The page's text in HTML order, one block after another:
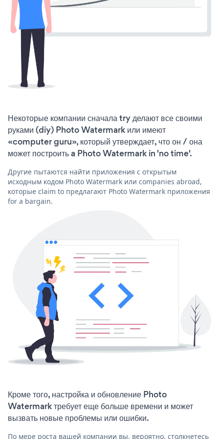
Некоторые компании сначала try делают все своими
руками (diy) Photo Watermark или имеют
«computer guru», который утверждает, что он / она
может построить a Photo Watermark in 'no time'.
Другие пытаются найти приложения с открытым
исходным кодом Photo Watermark или companies abroad,
которые claim to предлагают Photo Watermark приложения
for a bargain.
Кроме того, настройка и обновление Photo
Watermark требует еще больше времени и может
вызвать новые проблемы или ошибки.
По мере роста вашей компании вы, вероятно, столкнетесь